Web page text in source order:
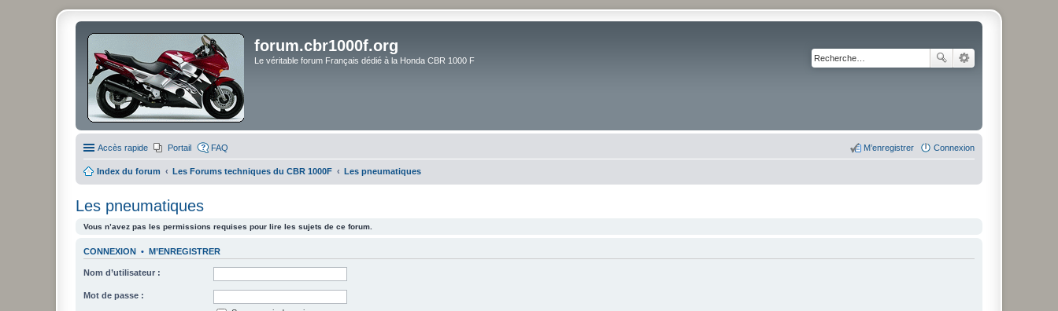
forum.cbr1000f.org
Le véritable forum Français dédié à la Honda CBR 1000 F
Accès rapide Portail FAQ Connexion
M’enregistrer
Index du forum Les Forums techniques du CBR 1000F Les pneumatiques
Les pneumatiques
Vous n’avez pas les permissions requises pour lire les sujets de ce forum.
CONNEXION • M’ENREGISTRER
Nom d’utilisateur :
Mot de passe :